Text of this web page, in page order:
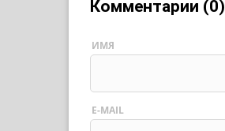
Комментарии (0)
ИМЯ
E-MAIL